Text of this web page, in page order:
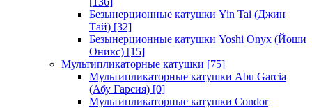
Безынерционные катушки Yin Tai (Джин
Тай) [32]
Безынерционные катушки Yoshi Onyx (Йоши
Оникс) [15]
Мультипликаторные катушки [75]
Мультипликаторные катушки Abu Garcia
(Абу Гарсия) [0]
Мультипликаторные катушки Condor